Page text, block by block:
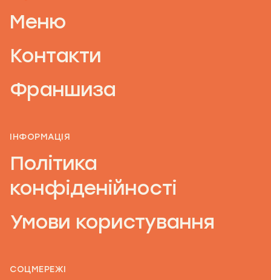
Меню
Контакти
Франшиза
ІНФОРМАЦІЯ
Політика
конфіденійності
Умови користування
СОЦМЕРЕЖІ